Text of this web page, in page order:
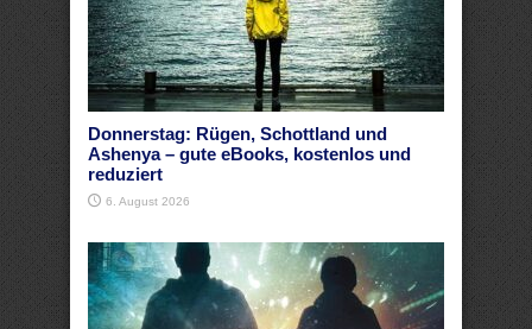
Donnerstag: Rügen, Schottland und
Ashenya – gute eBooks, kostenlos und
reduziert
6. August 2026